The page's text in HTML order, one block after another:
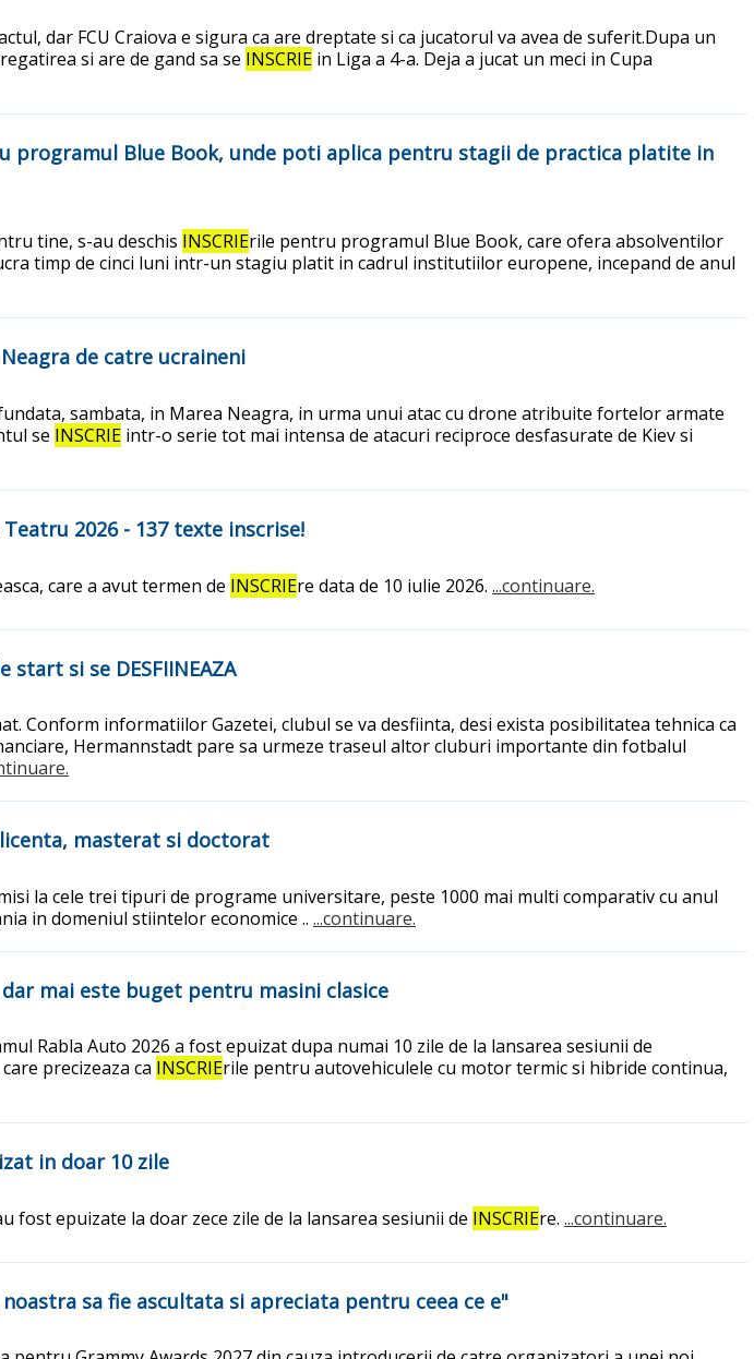
dar FCU Craiova e sigura ca are dreptate si ca jucatorul va avea de suferit.Dupa un
si are de gand sa se INSCRIE in Liga a 4-a. Deja a jucat un meci in Cupa
programul Blue Book, unde poti aplica pentru stagii de practica platite in
tine, s-au deschis INSCRIErile pentru programul Blue Book, care ofera absolventilor
timp de cinci luni intr-un stagiu platit in cadrul institutiilor europene, incepand de anul
de catre ucraineni
sambata, in Marea Neagra, in urma unui atac cu drone atribuite fortelor armate
se INSCRIE intr-o serie tot mai intensa de atacuri reciproce desfasurate de Kiev si
2026 - 137 texte inscrise!
care a avut termen de INSCRIEre data de 10 iulie 2026. ...continuare.
si se DESFIINEAZA
Conform informatiilor Gazetei, clubul se va desfiinta, desi exista posibilitatea tehnica ca
Hermannstadt pare sa urmeze traseul altor cluburi importante din fotbalul
masterat si doctorat
la cele trei tipuri de programe universitare, peste 1000 mai multi comparativ cu anul
in domeniul stiintelor economice .. ...continuare.
mai este buget pentru masini clasice
Rabla Auto 2026 a fost epuizat dupa numai 10 zile de la lansarea sesiunii de
precizeaza ca INSCRIErile pentru autovehiculele cu motor termic si hibride continua,
in doar 10 zile
fost epuizate la doar zece zile de la lansarea sesiunii de INSCRIEre. ...continuare.
sa fie ascultata si apreciata pentru ceea ce e"